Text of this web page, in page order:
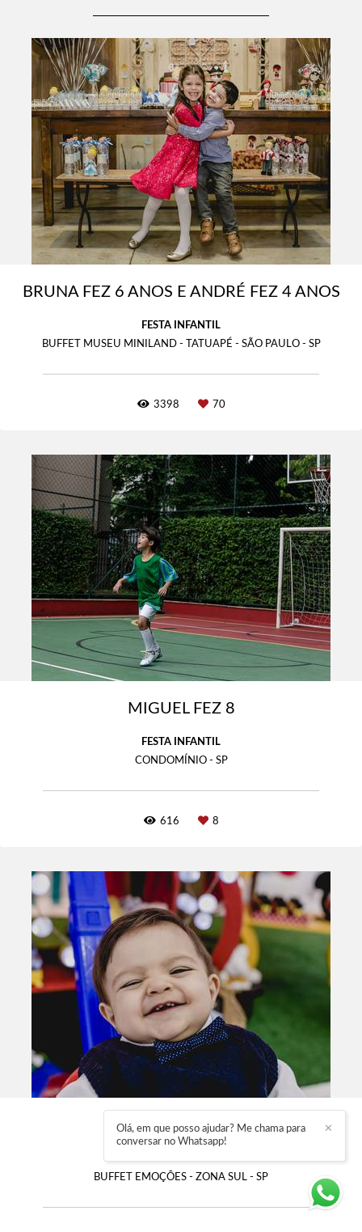
BRUNA FEZ 6 ANOS E ANDRÉ FEZ 4 ANOS
FESTA INFANTIL
BUFFET MUSEU MINILAND - TATUAPÉ - SÃO PAULO - SP
3398 70
MIGUEL FEZ 8
FESTA INFANTIL
CONDOMÍNIO - SP
616 8
DUDU FEZ 1 ANO
FESTA INFANTIL
BUFFET EMOÇÕES - ZONA SUL - SP
✕
Olá, em que posso ajudar? Me chama para
conversar no Whatsapp!